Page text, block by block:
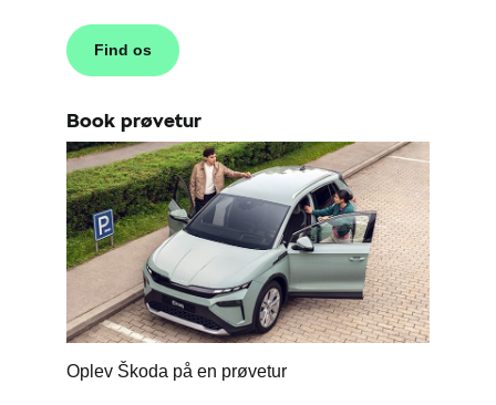
Find os
Book prøvetur
Oplev Škoda på en prøvetur